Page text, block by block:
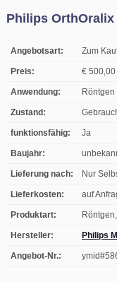
Philips OrthOralix
Angebotsart: Zum
Preis: €
Anwendung: Röntgen
Zustand:
funktionsfähig: Ja
Baujahr:
Lieferung nach: Nur
Lieferkosten: auf
Produktart:
Hersteller: Philips
Angebot-Nr.: